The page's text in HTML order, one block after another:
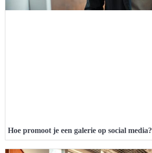
Hoe promoot je een galerie op social media?